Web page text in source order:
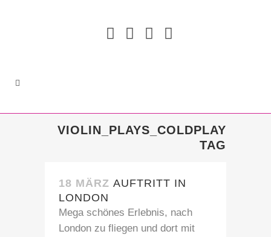
VIOLIN_PLAYS_COLDPLAY
TAG
18 MÄRZ AUFTRITT IN
LONDON
Mega schönes Erlebnis, nach
London zu fliegen und dort mit